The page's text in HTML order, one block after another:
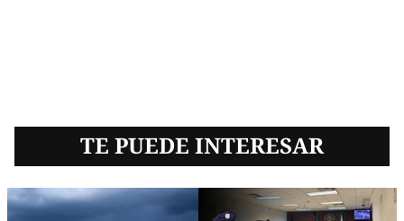
TE PUEDE INTERESAR